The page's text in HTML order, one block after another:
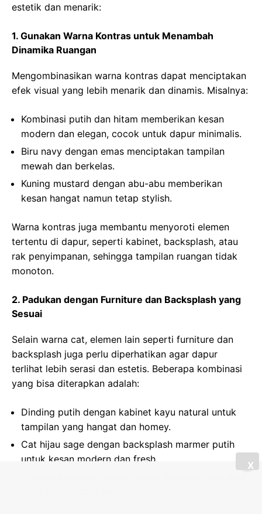
estetik dan menarik:
1. Gunakan Warna Kontras untuk Menambah
Dinamika Ruangan
Mengombinasikan warna kontras dapat menciptakan
efek visual yang lebih menarik dan dinamis. Misalnya:
Kombinasi putih dan hitam memberikan kesan
modern dan elegan, cocok untuk dapur minimalis.
Biru navy dengan emas menciptakan tampilan
mewah dan berkelas.
Kuning mustard dengan abu-abu memberikan
kesan hangat namun tetap stylish.
Warna kontras juga membantu menyoroti elemen
tertentu di dapur, seperti kabinet, backsplash, atau
rak penyimpanan, sehingga tampilan ruangan tidak
monoton.
2. Padukan dengan Furniture dan Backsplash yang
Sesuai
Selain warna cat, elemen lain seperti furniture dan
backsplash juga perlu diperhatikan agar dapur
terlihat lebih serasi dan estetis. Beberapa kombinasi
yang bisa diterapkan adalah:
Dinding putih dengan kabinet kayu natural untuk
tampilan yang hangat dan homey.
Cat hijau sage dengan backsplash marmer putih
untuk kesan modern dan fresh.
X